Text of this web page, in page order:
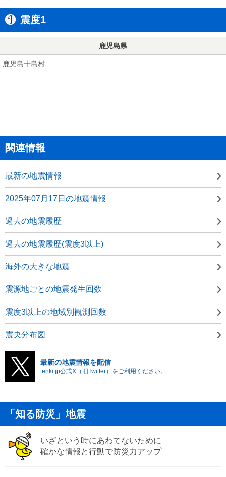
震度1
鹿児島県
鹿児島十島村
関連情報
最新の地震情報
2025年07月17日の地震情報
過去の地震履歴
過去の地震履歴(震度3以上)
海外の大きな地震
震源地ごとの地震発生回数
震度3以上の地域別観測回数
震央分布図
最新の地震情報を配信
tenki.jp公式X（旧Twitter）をご利用ください。
「知る防災」地震
いざという時にあわてないために
確かな情報と行動で防災力アップ